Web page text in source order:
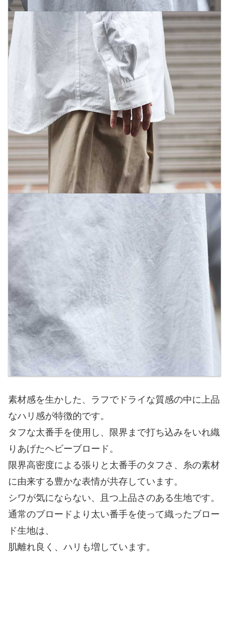
素材感を生かした、ラフでドライな質感の中に上品
なハリ感が特徴的です。
タフな太番手を使用し、限界まで打ち込みをいれ織
りあげたヘビーブロード。
限界高密度による張りと太番手のタフさ、糸の素材
に由来する豊かな表情が共存しています。
シワが気にならない、且つ上品さのある生地です。
通常のブロードより太い番手を使って織ったブロー
ド生地は、
肌離れ良く、ハリも増しています。